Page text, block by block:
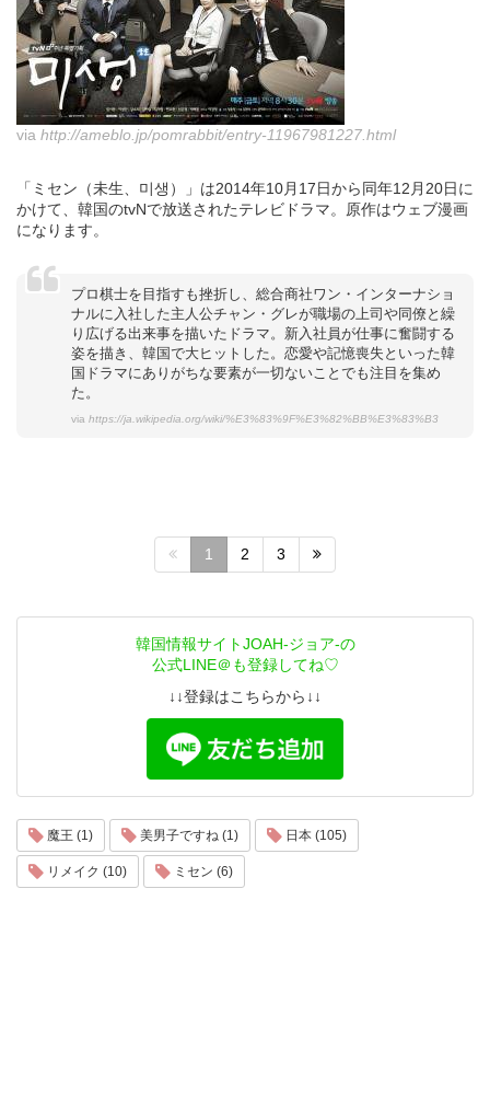
via http://ameblo.jp/pomrabbit/entry-11967981227.html
「ミセン（未生、미생）」は2014年10月17日から同年12月20日に
かけて、韓国のtvNで放送されたテレビドラマ。原作はウェブ漫画
になります。
プロ棋士を目指すも挫折し、総合商社ワン・インターナショ
ナルに入社した主人公チャン・グレが職場の上司や同僚と繰
り広げる出来事を描いたドラマ。新入社員が仕事に奮闘する
姿を描き、韓国で大ヒットした。恋愛や記憶喪失といった韓
国ドラマにありがちな要素が一切ないことでも注目を集め
た。
via https://ja.wikipedia.org/wiki/%E3%83%9F%E3%82%BB%E3%83%B3
1 2 3
韓国情報サイトJOAH-ジョア-の
公式LINE＠も登録してね♡
↓↓登録はこちらから↓↓
魔王 (1) 美男子ですね (1) 日本 (105)
リメイク (10) ミセン (6)